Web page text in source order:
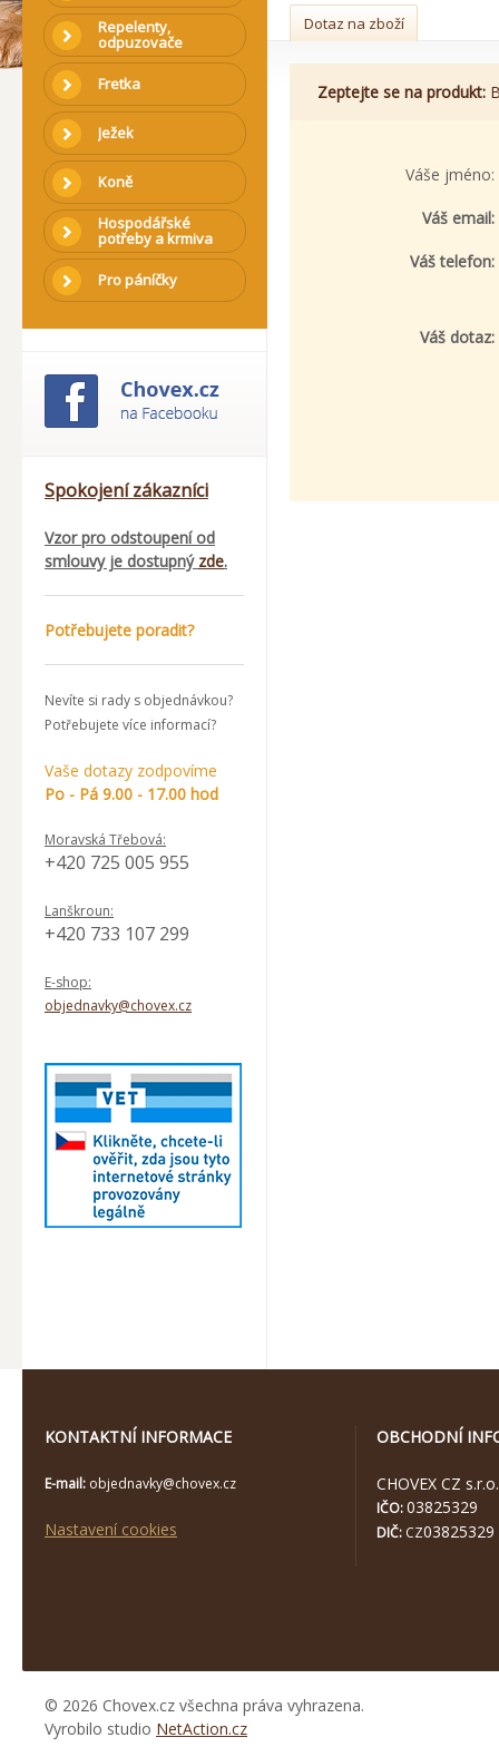
Repelenty,
odpuzovače
Fretka
Ježek
Koně
Hospodářské
potřeby a krmiva
Pro páníčky
Spokojení zákazníci
Vzor pro odstoupení od
smlouvy je dostupný zde.
Potřebujete poradit?
Nevíte si rady s objednávkou?
Potřebujete více informací?
Vaše dotazy zodpovíme
Po - Pá 9.00 - 17.00 hod
Moravská Třebová:
+420 725 005 955
Lanškroun:
+420 733 107 299
E-shop:
objednavky@chovex.cz
Dotaz na zboží
Zeptejte se na produkt:
Váše jméno:
Váš email:
Váš telefon:
Váš dotaz:
KONTAKTNÍ INFORMACE
E-mail: objednavky@chovex.cz
Nastavení cookies
OBCHODNÍ
CHOVEX CZ s.r.o.
IČO:03825329
DIČ: CZ03825329
© 2026 Chovex.cz všechna práva vyhrazena.
Vyrobilo studio NetAction.cz